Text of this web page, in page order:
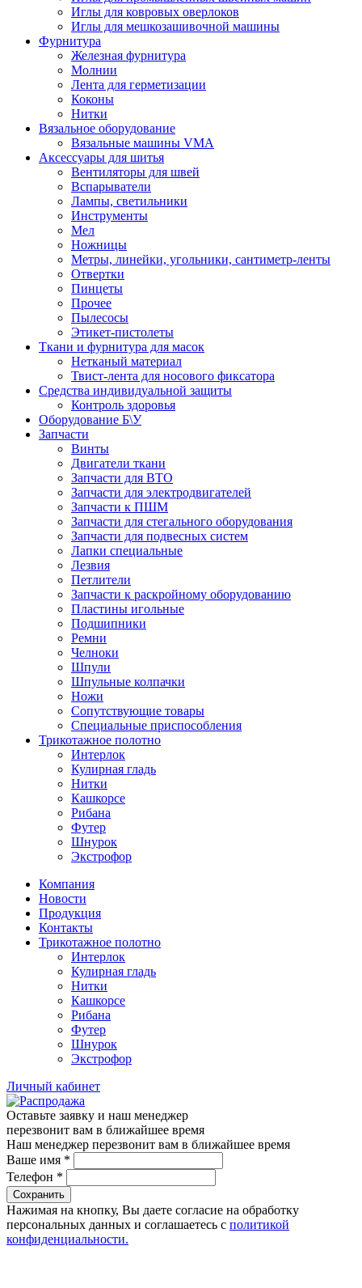
Иглы для ковровых оверлоков
Иглы для мешкозашивочной машины
Фурнитура
Железная фурнитура
Молнии
Лента для герметизации
Коконы
Нитки
Вязальное оборудование
Вязальные машины VMA
Аксессуары для шитья
Вентиляторы для швей
Вспарыватели
Лампы, светильники
Инструменты
Мел
Ножницы
Метры, линейки, угольники, сантиметр-ленты
Отвертки
Пинцеты
Прочее
Пылесосы
Этикет-пистолеты
Ткани и фурнитура для масок
Нетканый материал
Твист-лента для носового фиксатора
Средства индивидуальной защиты
Контроль здоровья
Оборудование Б\У
Запчасти
Винты
Двигатели ткани
Запчасти для ВТО
Запчасти для электродвигателей
Запчасти к ПШМ
Запчасти для стегального оборудования
Запчасти для подвесных систем
Лапки специальные
Лезвия
Петлители
Запчасти к раскройному оборудованию
Пластины игольные
Подшипники
Ремни
Челноки
Шпули
Шпульные колпачки
Ножи
Сопутствующие товары
Специальные приспособления
Трикотажное полотно
Интерлок
Кулирная гладь
Нитки
Кашкорсе
Рибана
Футер
Шнурок
Экстрофор
Компания
Новости
Продукция
Контакты
Трикотажное полотно
Интерлок
Кулирная гладь
Нитки
Кашкорсе
Рибана
Футер
Шнурок
Экстрофор
Личный кабинет
Оставьте заявку и наш менеджер
перезвонит вам в ближайшее время
Наш менеджер перезвонит вам в ближайшее время
Ваше имя *
Телефон *
Сохранить
Нажимая на кнопку, Вы даете согласие на обработку
персональных данных и соглашаетесь с политикой
конфиденциальности.